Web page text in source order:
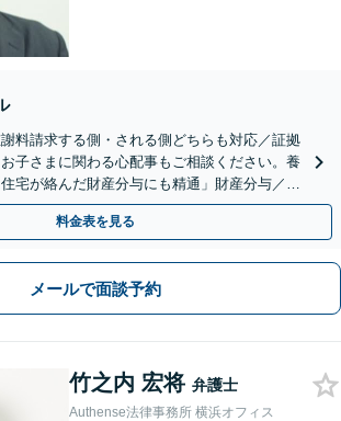
謝料請求する側・される側どちらも対応／証拠
子さまに関わる心配事もご相談ください。養
宅が絡んだ財産分与にも精通」財産分与／協
流／婚姻費用など【馬車道駅5分】
料金表を見る
メールで面談予約
竹之内 宏将 弁護士
Authense法律事務所 横浜オフィス